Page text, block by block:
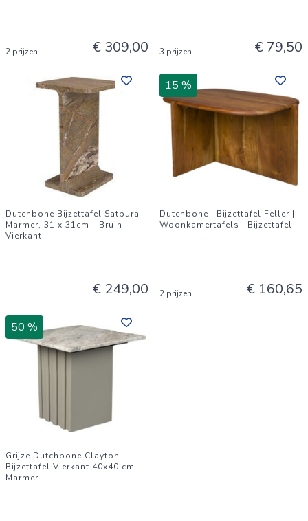
2 prijzen € 309,00 3 prijzen € 79,50
Dutchbone Bijzettafel Satpura
Marmer, 31 x 31cm - Bruin -
Vierkant
€ 249,00
15 %
Dutchbone | Bijzettafel Feller |
Woonkamertafels | Bijzettafel
2 prijzen € 160,65
50 %
Grijze Dutchbone Clayton
Bijzettafel Vierkant 40x40 cm
Marmer